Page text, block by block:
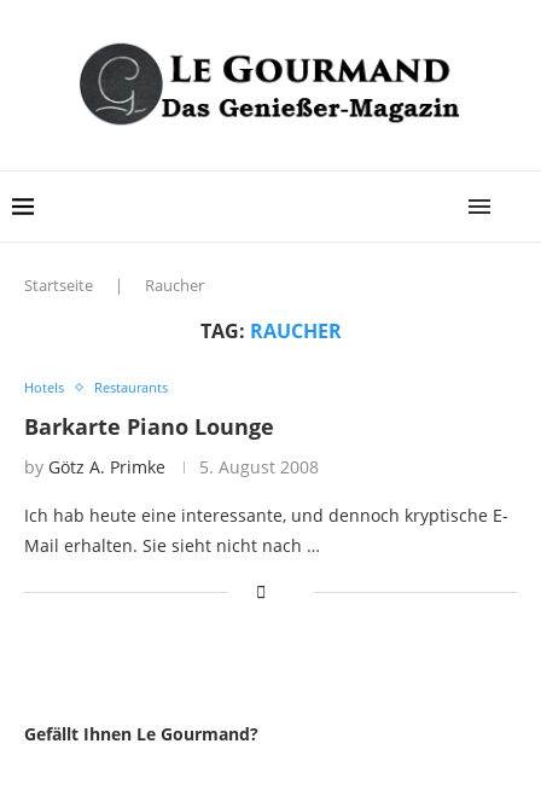
Startseite | Raucher
TAG: RAUCHER
Hotels Restaurants
Barkarte Piano Lounge
by Götz A. Primke 5. August 2008
Ich hab heute eine interessante, und dennoch kryptische E-
Mail erhalten. Sie sieht nicht nach …
Gefällt Ihnen Le Gourmand?